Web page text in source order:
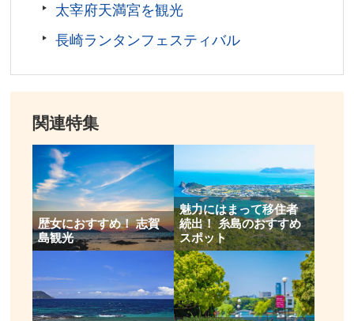
太宰府天満宮を観光
長崎ランタンフェスティバル
関連特集
歴女におすすめ！ 志賀
島観光
魅力にはまって移住者
続出！ 糸島のおすすめ
スポット